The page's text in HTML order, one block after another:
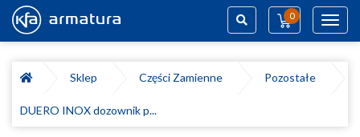
0
Sklep
Części Zamienne Pozostałe
DUERO INOX dozownik p...